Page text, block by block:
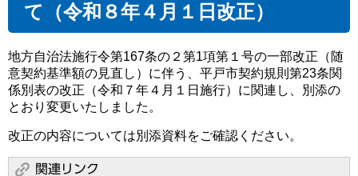
て（令和８年４月１日改正）
地方自治法施行令第167条の２第1項第１号の一部改正（随
意契約基準額の見直し）に伴う、平戸市契約規則第23条関
係別表の改正（令和７年４月１日施行）に関連し、別添の
とおり変更いたしました。
改正の内容については別添資料をご確認ください。